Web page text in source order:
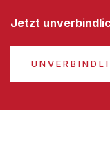
Jetzt